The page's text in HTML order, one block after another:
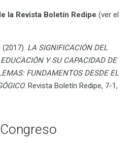
la Revista Boletín Redipe (ver el
LA SIGNIFICACIÓN DEL
Y SU CAPACIDAD DE
FUNDAMENTOS DESDE EL
. Revista Boletín Redipe, 7-1,